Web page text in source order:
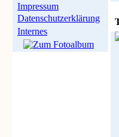
Impressum
Datenschutzerklärung
Internes